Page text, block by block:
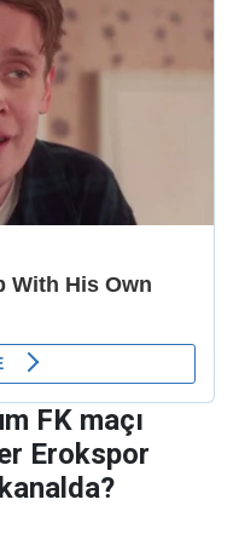
FK maçı
Erokspor